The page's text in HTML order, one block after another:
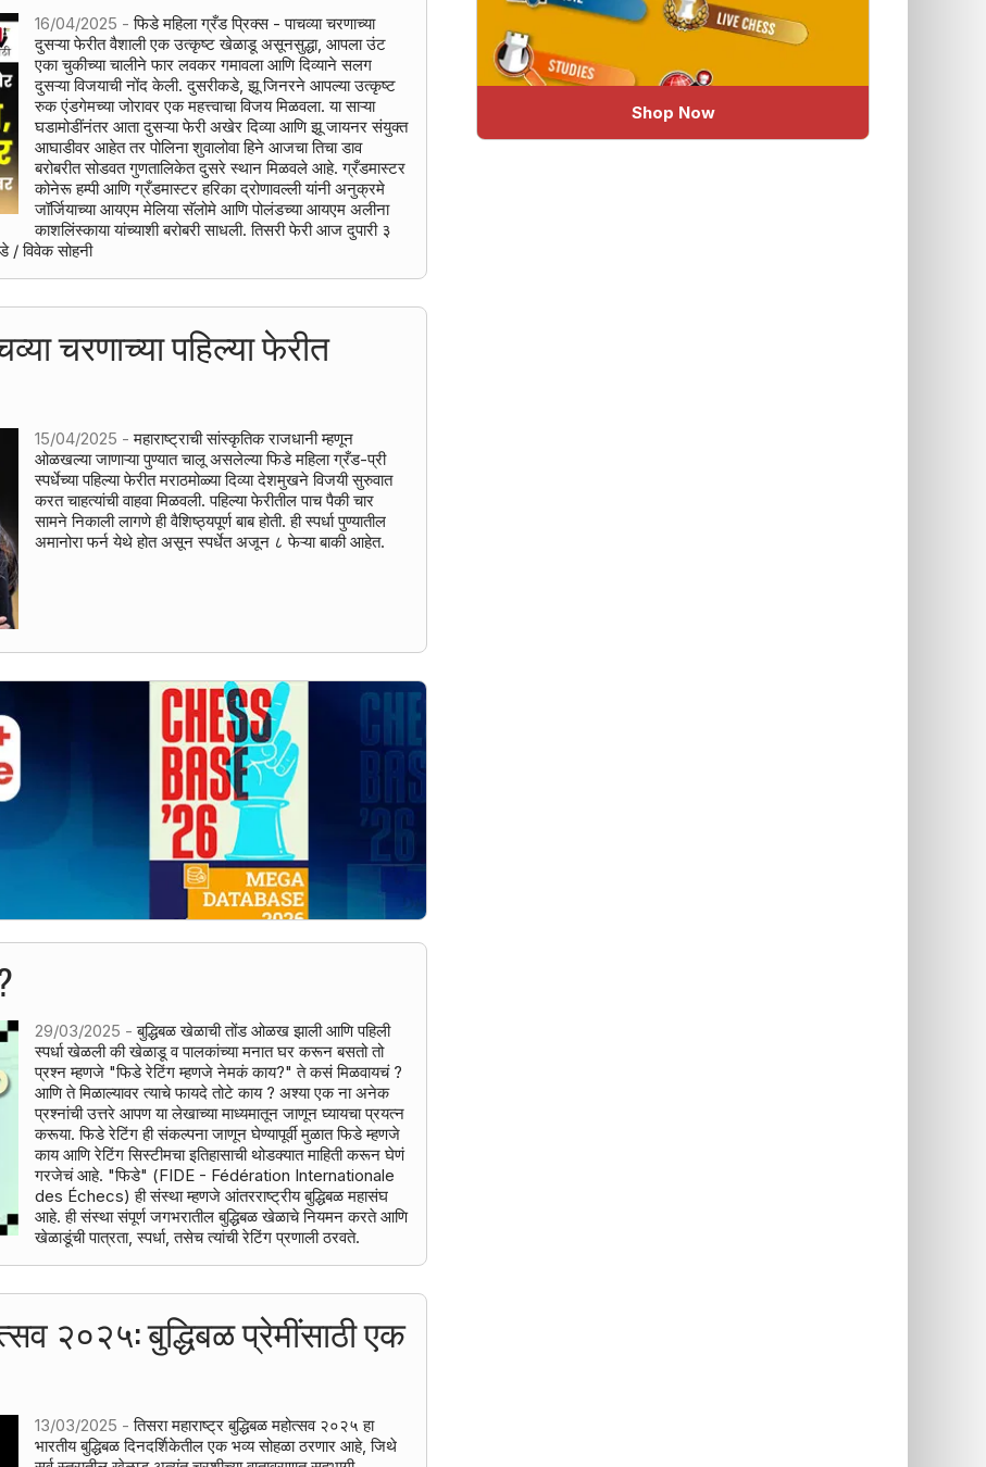
16/04/2025 - फिडे महिला ग्रँड प्रिक्स - पाचव्या चरणाच्या
दुसऱ्या फेरीत वैशाली एक उत्कृष्ट खेळाडू असूनसुद्धा, आपला उंट
एका चुकीच्या चालीने फार लवकर गमावला आणि दिव्याने सलग
दुसऱ्या विजयाची नोंद केली. दुसरीकडे, झू जिनरने आपल्या उत्कृष्ट
रुक एंडगेमच्या जोरावर एक महत्त्वाचा विजय मिळवला. या साऱ्या
घडामोडींनंतर आता दुसऱ्या फेरी अखेर दिव्या आणि झू जायनर संयुक्त
आघाडीवर आहेत तर पोलिना शुवालोवा हिने आजचा तिचा डाव
बरोबरीत सोडवत गुणतालिकेत दुसरे स्थान मिळवले आहे. ग्रँडमास्टर
कोनेरू हम्पी आणि ग्रँडमास्टर हरिका द्रोणावल्ली यांनी अनुक्रमे
जॉर्जियाच्या आयएम मेलिया सॅलोमे आणि पोलंडच्या आयएम अलीना
काशलिंस्काया यांच्याशी बरोबरी साधली. तिसरी फेरी आज दुपारी ३
/ विवेक सोहनी
चरणाच्या पहिल्या फेरीत
15/04/2025 - महाराष्ट्राची सांस्कृतिक राजधानी म्हणून
ओळखल्या जाणाऱ्या पुण्यात चालू असलेल्या फिडे महिला ग्रँड-प्री
स्पर्धेच्या पहिल्या फेरीत मराठमोळ्या दिव्या देशमुखने विजयी सुरुवात
करत चाहत्यांची वाहवा मिळवली. पहिल्या फेरीतील पाच पैकी चार
सामने निकाली लागणे ही वैशिष्ठ्यपूर्ण बाब होती. ही स्पर्धा पुण्यातील
अमानोरा फर्न येथे होत असून स्पर्धेत अजून ८ फेऱ्या बाकी आहेत.
29/03/2025 - बुद्धिबळ खेळाची तोंड ओळख झाली आणि पहिली
स्पर्धा खेळली की खेळाडू व पालकांच्या मनात घर करून बसतो तो
प्रश्न म्हणजे "फिडे रेटिंग म्हणजे नेमकं काय?" ते कसं मिळवायचं ?
आणि ते मिळाल्यावर त्याचे फायदे तोटे काय ? अश्या एक ना अनेक
प्रश्नांची उत्तरे आपण या लेखाच्या माध्यमातून जाणून घ्यायचा प्रयत्न
करूया. फिडे रेटिंग ही संकल्पना जाणून घेण्यापूर्वी मुळात फिडे म्हणजे
काय आणि रेटिंग सिस्टीमचा इतिहासाची थोडक्यात माहिती करून घेणं
गरजेचं आहे. "फिडे" (FIDE - Fédération Internationale
des Échecs) ही संस्था म्हणजे आंतरराष्ट्रीय बुद्धिबळ महासंघ
आहे. ही संस्था संपूर्ण जगभरातील बुद्धिबळ खेळाचे नियमन करते आणि
खेळाडूंची पात्रता, स्पर्धा, तसेच त्यांची रेटिंग प्रणाली ठरवते.
२०२५: बुद्धिबळ प्रेमींसाठी एक
13/03/2025 - तिसरा महाराष्ट्र बुद्धिबळ महोत्सव २०२५ हा
भारतीय बुद्धिबळ दिनदर्शिकेतील एक भव्य सोहळा ठरणार आहे, जिथे
Shop Now